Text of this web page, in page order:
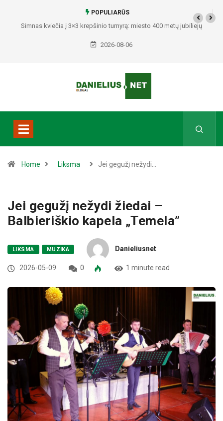
POPULIARŪS
Simnas kviečia į 3×3 krepšinio turnyrą: miesto 400 metų jubiliejų
pažymės sporto švente
2026-08-06
Home Liksma Jei gegužį nežydi…
Jei gegužį nežydi žiedai –
Balbieriškio kapela „Temela”
LIKSMA MUZIKA Danieliusnet
2026-05-09 0 1 minute read